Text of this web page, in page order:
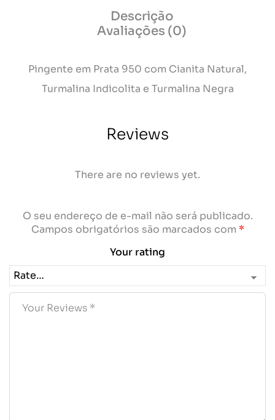
Descrição
Avaliações (0)
Pingente em Prata 950 com Cianita Natural,
Turmalina Indicolita e Turmalina Negra
Reviews
There are no reviews yet.
O seu endereço de e-mail não será publicado.
Campos obrigatórios são marcados com *
Your rating